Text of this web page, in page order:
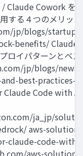
Claude Cowork を
する４つのメリット
jp/blogs/startup/
benefits/ Claude
ロイパターンとベ
jp/blogs/
best-practices-
Code with
ja_jp/
aws-
claude-code-with-